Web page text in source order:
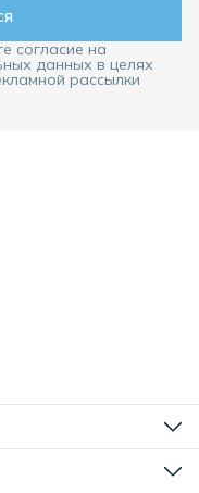
согласие на
данных в целях
рассылки